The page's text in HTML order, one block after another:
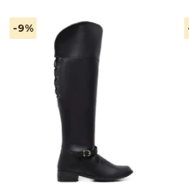
-9%